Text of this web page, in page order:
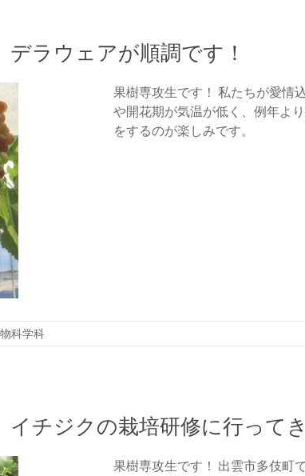
ラウェアが順調です！
果樹専攻生です！ 私たちが愛情
や開花期が気温が低く、例年よ
をするのが楽し
科学科
イチジクの栽培研修に行って
果樹専攻生です！ 出雲市多伎町